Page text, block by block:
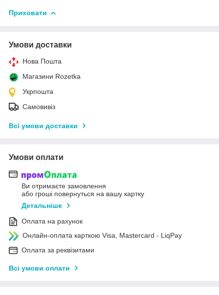
Приховати
Умови доставки
Нова Пошта
Магазини Rozetka
Укрпошта
Самовивіз
Всі умови доставки
Умови оплати
Ви отримаєте замовлення
або гроші повернуться на вашу картку
Детальніше
Оплата на рахунок
Онлайн-оплата карткою Visa, Mastercard - LiqPay
Оплата за реквізитами
Всі умови оплати